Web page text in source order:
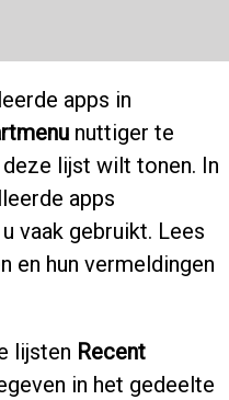
apps in
nuttiger te
lijst wilt tonen. In
apps
vaak gebruikt. Lees
en hun vermeldingen
lijsten Recent
in het gedeelte